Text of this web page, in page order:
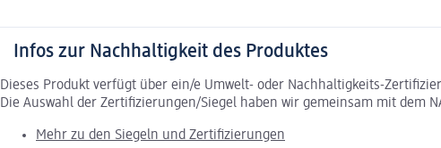
Infos zur Nachhaltigkeit des Produktes
Dieses Produkt verfügt über ein/e Umwelt- oder Nachhaltigkeits-
Die Auswahl der Zertifizierungen/Siegel haben wir gemeinsam mit dem
Mehr zu den Siegeln und Zertifizierungen